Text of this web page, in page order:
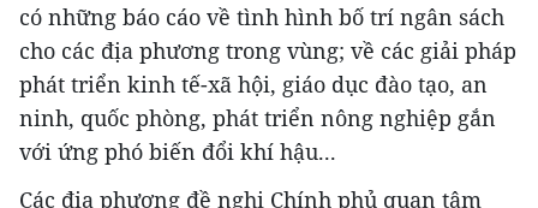
có những báo cáo về tình hình bố trí ngân sách
cho các địa phương trong vùng; về các giải pháp
phát triển kinh tế-xã hội, giáo dục đào tạo, an
ninh, quốc phòng, phát triển nông nghiệp gắn
với ứng phó biến đổi khí hậu...
Các địa phương đề nghị Chính phủ quan tâm